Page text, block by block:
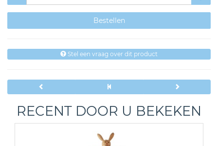
Stel een vraag over dit product
RECENT DOOR U BEKEKEN